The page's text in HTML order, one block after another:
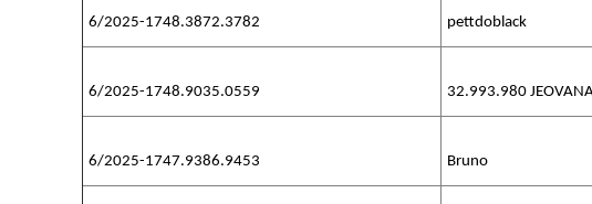
6/2025-1748.3872.3782 pettdoblack
6/2025-1748.9035.0559 32.993.980
6/2025-1747.9386.9453 Bruno